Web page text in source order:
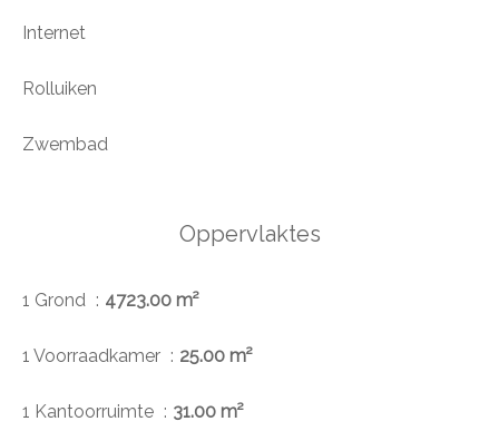
Internet
Rolluiken
Zwembad
Oppervlaktes
1 Grond 4723.00 m²
1 Voorraadkamer 25.00 m²
1 Kantoorruimte 31.00 m²